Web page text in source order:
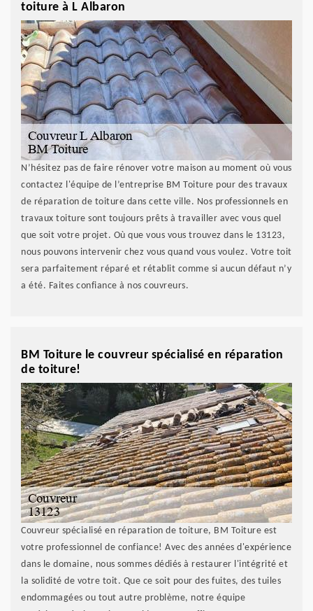
toiture à L Albaron
N’hésitez pas de faire rénover votre maison au moment où vous
contactez l'équipe de l’entreprise BM Toiture pour des travaux
de réparation de toiture dans cette ville. Nos professionnels en
travaux toiture sont toujours prêts à travailler avec vous quel
que soit votre projet. Où que vous vous trouvez dans le 13123,
nous pouvons intervenir chez vous quand vous voulez. Votre toit
sera parfaitement réparé et rétablit comme si aucun défaut n’y
a été. Faites confiance à nos couvreurs.
BM Toiture le couvreur spécialisé en réparation
de toiture!
Couvreur spécialisé en réparation de toiture, BM Toiture est
votre professionnel de confiance! Avec des années d'expérience
dans le domaine, nous sommes dédiés à restaurer l'intégrité et
la solidité de votre toit. Que ce soit pour des fuites, des tuiles
endommagées ou tout autre problème, notre équipe